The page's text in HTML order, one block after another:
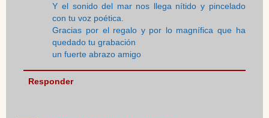
Y el sonido del mar nos llega nítido y pincelado
con tu voz poética.
Gracias por el regalo y por lo magnífica que ha
quedado tu grabación
un fuerte abrazo amigo
Responder